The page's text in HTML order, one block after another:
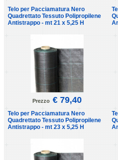
Telo per Pacciamatura Nero
Quadrettato Tessuto Polipropilene
Antistrappo - mt 21 x 5,25 H
Prezzo € 79,40
Telo per Pacciamatura Nero
Quadrettato Tessuto Polipropilene
Antistrappo - mt 23 x 5,25 H